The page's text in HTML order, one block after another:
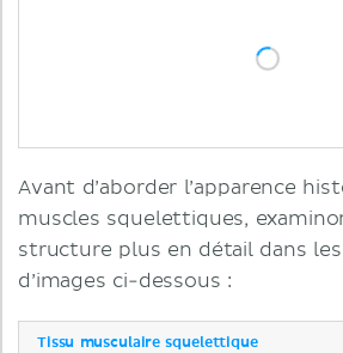
Avant d’aborder l’apparence
muscles squelettiques,
structure plus en détail dans
d’images ci-dessous :
Tissu musculaire squelettique